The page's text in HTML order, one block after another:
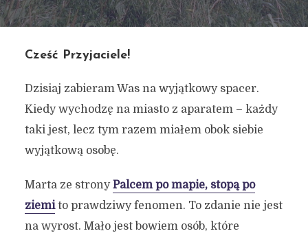
Cześć Przyjaciele!
Dzisiaj zabieram Was na wyjątkowy spacer.
Kiedy wychodzę na miasto z aparatem – każdy
taki jest, lecz tym razem miałem obok siebie
wyjątkową osobę.
Marta ze stronyPalcem po mapie, stopą po
ziemito prawdziwy fenomen. To zdanie nie jest
na wyrost. Mało jest bowiem osób, które